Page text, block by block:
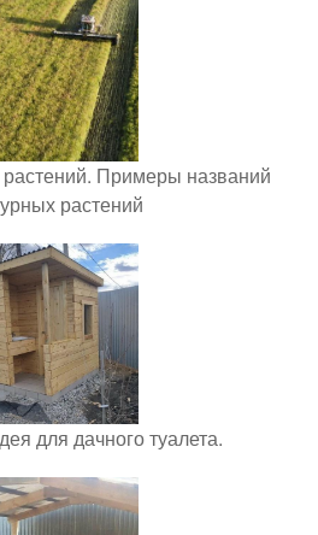
Примеры названий
растений
для дачного туалета.